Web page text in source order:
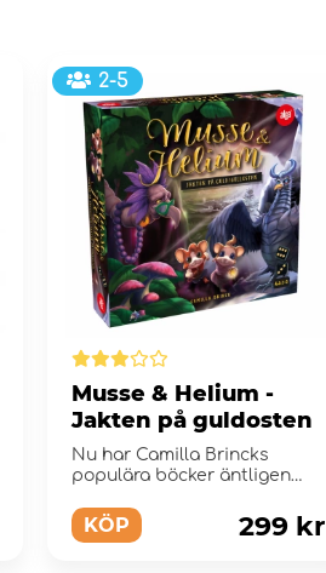
2-5
Musse & Helium -
Jakten på guldosten
Nu har Camilla Brincks
populära böcker äntligen
KÖP 299 kr